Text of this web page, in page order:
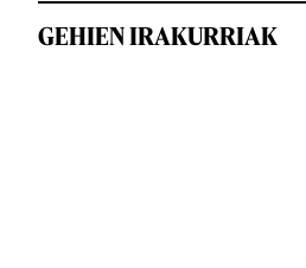
GEHIEN IRAKURRIAK